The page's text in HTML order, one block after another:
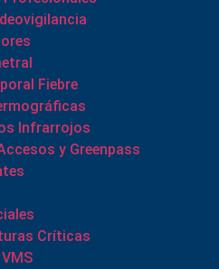
Fiebre
Infrarrojos
y Greenpass
Críticas